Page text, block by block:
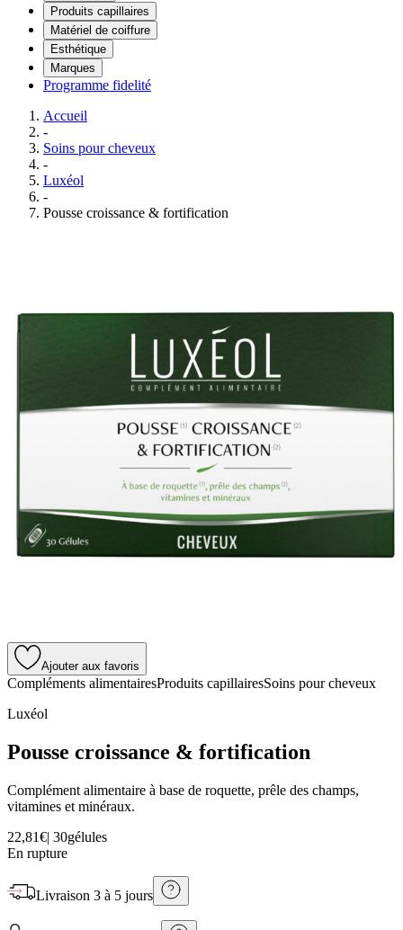
Produits capillaires
Matériel de coiffure
Esthétique
Marques
Programme fidelité
Accueil
-
Soins pour cheveux
-
Luxéol
-
Pousse croissance & fortification
Ajouter aux favoris
Compléments alimentairesProduits capillairesSoins pour cheveux
Luxéol
Pousse croissance & fortification
Complément alimentaire à base de roquette, prêle des champs,
vitamines et minéraux.
22,81€| 30gélules
En rupture
Livraison 3 à 5 jours